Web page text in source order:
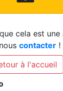
cela est une
contacter !
à l'accueil